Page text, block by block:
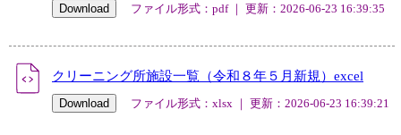
ファイル形式：pdf ｜ 更新：2026-06-23 16:39:35
クリーニング所施設一覧（令和８年５月新規）excel
ファイル形式：xlsx ｜ 更新：2026-06-23 16:39:21